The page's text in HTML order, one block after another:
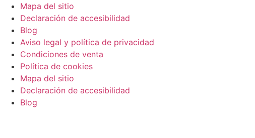
Mapa del sitio
Declaración de accesibilidad
Blog
Aviso legal y política de privacidad
Condiciones de venta
Política de cookies
Mapa del sitio
Declaración de accesibilidad
Blog